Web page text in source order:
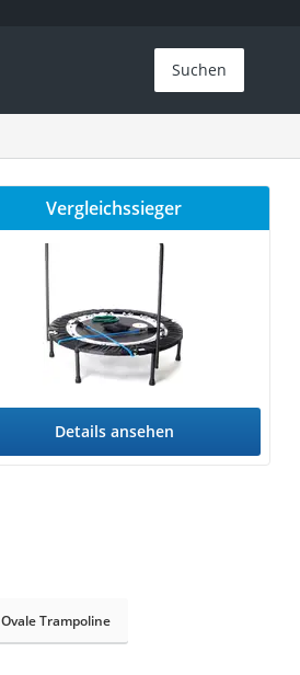
Suchen
Vergleichssieger
Details ansehen
Ovale Trampoline